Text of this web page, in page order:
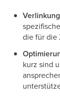
die für die
kurz sind